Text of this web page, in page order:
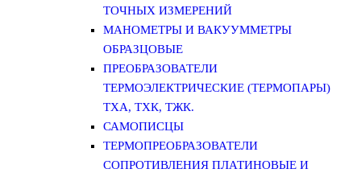
ТОЧНЫХ ИЗМЕРЕНИЙ
МАНОМЕТРЫ И ВАКУУММЕТРЫ
ОБРАЗЦОВЫЕ
ПРЕОБРАЗОВАТЕЛИ
ТЕРМОЭЛЕКТРИЧЕСКИЕ (ТЕРМОПАРЫ)
ТХА, ТХК, ТЖК.
САМОПИСЦЫ
ТЕРМОПРЕОБРАЗОВАТЕЛИ
СОПРОТИВЛЕНИЯ ПЛАТИНОВЫЕ И